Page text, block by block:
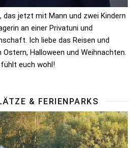
das jetzt mit Mann und zwei Kindern
an einer Privatuni und
Ich liebe das Reisen und
Halloween und Weihnachten.
euch wohl!
& FERIENPARKS